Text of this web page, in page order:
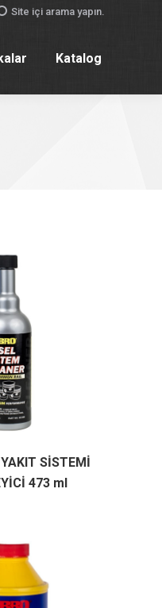
Site içi arama yapın.
Katalog
SİSTEMİ
473 ml